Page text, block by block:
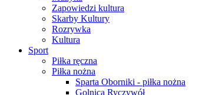
Zapowiedzi kultura
Skarby Kultury
Rozrywka
Kultura
Sport
Piłka ręczna
Piłka nożna
Sparta Oborniki - piłka nożna
Golnica Ryczywół